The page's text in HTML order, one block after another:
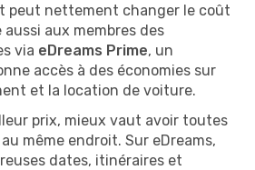
peut nettement changer le coût
aux membres des
via eDreams Prime, un
accès à des économies sur
et la location de voiture.
prix, mieux vaut avoir toutes
même endroit. Sur eDreams,
dates, itinéraires et